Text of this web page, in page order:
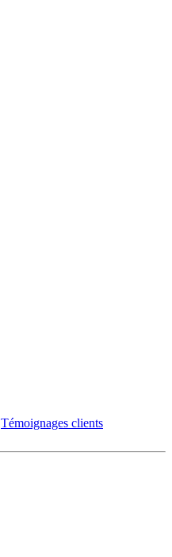
Témoignages clients